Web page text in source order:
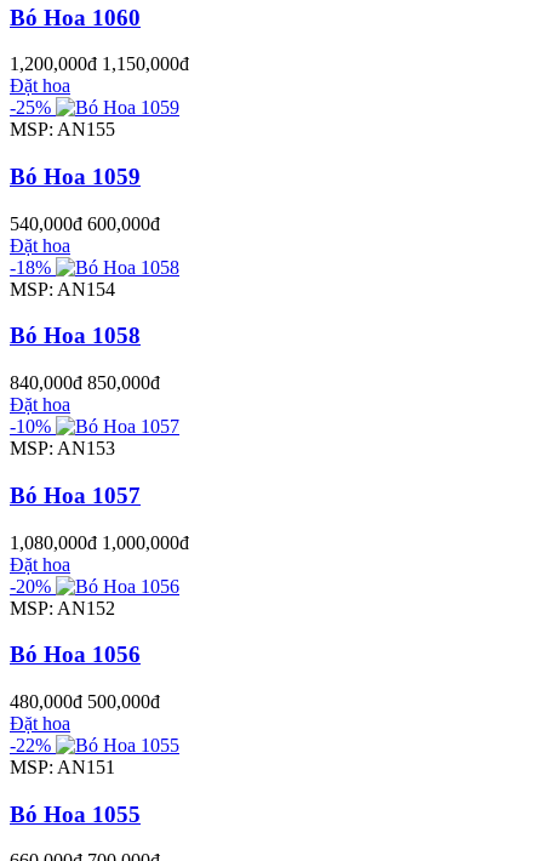
Bó Hoa 1060
1,200,000đ 1,150,000đ
Đặt hoa
-25%
MSP: AN155
Bó Hoa 1059
540,000đ 600,000đ
Đặt hoa
-18%
MSP: AN154
Bó Hoa 1058
840,000đ 850,000đ
Đặt hoa
-10%
MSP: AN153
Bó Hoa 1057
1,080,000đ 1,000,000đ
Đặt hoa
-20%
MSP: AN152
Bó Hoa 1056
480,000đ 500,000đ
Đặt hoa
-22%
MSP: AN151
Bó Hoa 1055